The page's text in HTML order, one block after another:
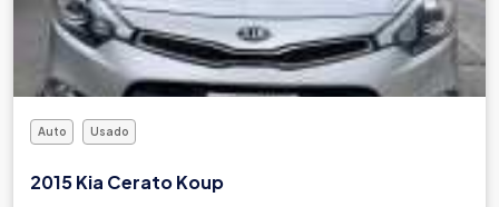
Auto Usado
2015 Kia Cerato Koup